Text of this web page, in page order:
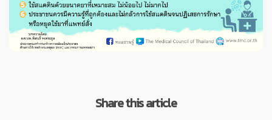
Share this article